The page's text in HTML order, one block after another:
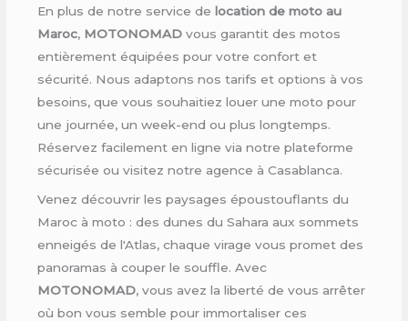
En plus de notre service de location de moto au
Maroc, MOTONOMAD vous garantit des motos
entièrement équipées pour votre confort et
sécurité. Nous adaptons nos tarifs et options à vos
besoins, que vous souhaitiez louer une moto pour
une journée, un week-end ou plus longtemps.
Réservez facilement en ligne via notre plateforme
sécurisée ou visitez notre agence à Casablanca.
Venez découvrir les paysages époustouflants du
Maroc à moto : des dunes du Sahara aux sommets
enneigés de l'Atlas, chaque virage vous promet des
panoramas à couper le souffle. Avec
MOTONOMAD, vous avez la liberté de vous arrêter
où bon vous semble pour immortaliser ces